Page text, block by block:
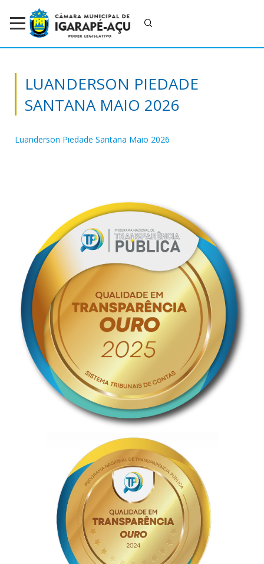
LUANDERSON PIEDADE
SANTANA MAIO 2026
Luanderson Piedade Santana Maio 2026